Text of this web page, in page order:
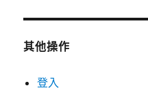
其他操作
登入